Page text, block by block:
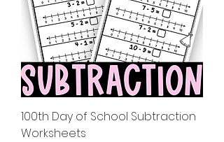
100th Day of School Subtraction
Worksheets